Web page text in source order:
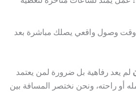
وقت وصول واقعي يصلك مباشرة بعد
لم يعد رفاهية بل ضرورة لمن يعتمد
أو راحته، ونحن نختصر المسافة بين